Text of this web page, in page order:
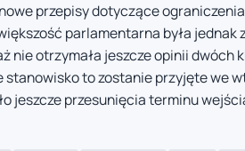
przepisy dotyczące
parlamentarna była jednak
nie otrzymała jeszcze opinii dwóch
stanowisko to zostanie przyjęte we
jeszcze przesunięcia terminu